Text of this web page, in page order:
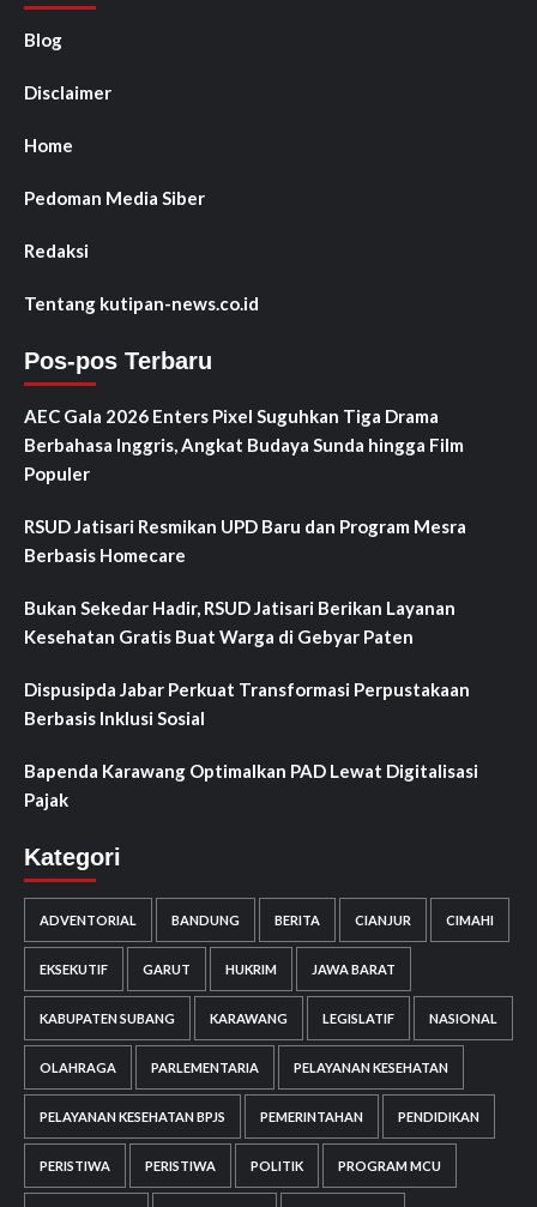
Blog
Disclaimer
Home
Pedoman Media Siber
Redaksi
Tentang kutipan-news.co.id
Pos-pos Terbaru
AEC Gala 2026 Enters Pixel Suguhkan Tiga Drama
Berbahasa Inggris, Angkat Budaya Sunda hingga Film
Populer
RSUD Jatisari Resmikan UPD Baru dan Program Mesra
Berbasis Homecare
Bukan Sekedar Hadir, RSUD Jatisari Berikan Layanan
Kesehatan Gratis Buat Warga di Gebyar Paten
Dispusipda Jabar Perkuat Transformasi Perpustakaan
Berbasis Inklusi Sosial
Bapenda Karawang Optimalkan PAD Lewat Digitalisasi
Pajak
Kategori
ADVENTORIAL BANDUNG BERITA CIANJUR CIMAHI
EKSEKUTIF GARUT HUKRIM JAWA BARAT
KABUPATEN SUBANG KARAWANG LEGISLATIF NASIONAL
OLAHRAGA PARLEMENTARIA PELAYANAN KESEHATAN
PELAYANAN KESEHATAN BPJS PEMERINTAHAN PENDIDIKAN
PERISTIWA PERISTIWA POLITIK PROGRAM MCU